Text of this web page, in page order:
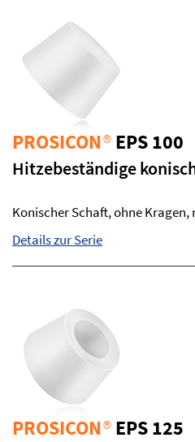
PROSICON®EPS 100
Hitzebeständige
Konischer Schaft, ohne Kragen,
Details zur Serie
PROSICON®EPS 125